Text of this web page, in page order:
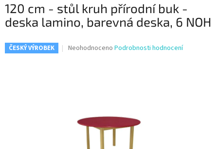
120 cm - stůl kruh přírodní buk -
deska lamino, barevná deska, 6 NOH
ČESKÝ VÝROBEK
Průměrné
Neohodnoceno Podrobnosti hodnocení